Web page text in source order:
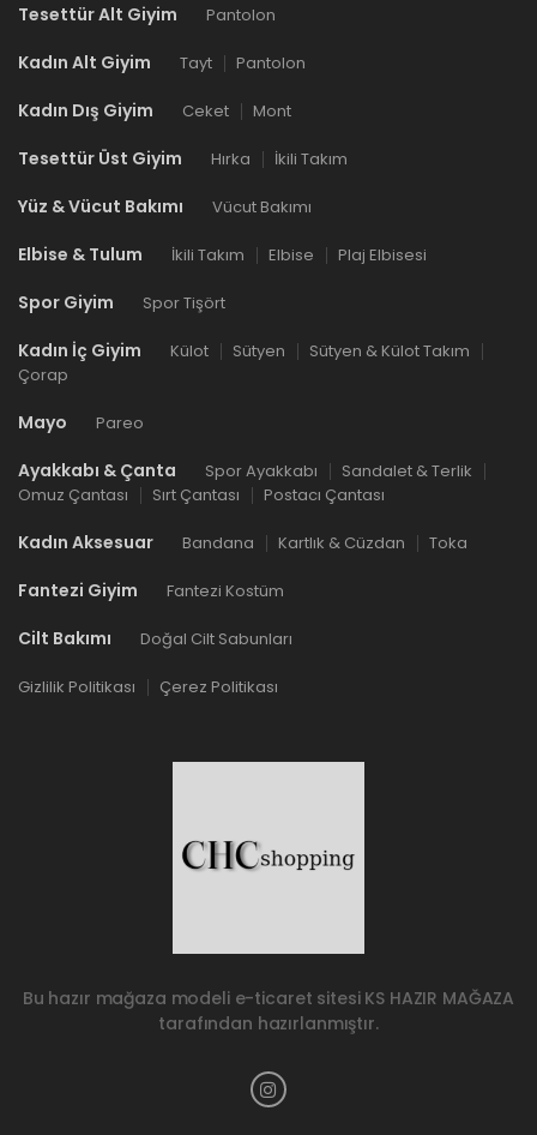
Tesettür Alt Giyim Pantolon
Kadın Alt Giyim Tayt Pantolon
Kadın Dış Giyim Ceket Mont
Tesettür Üst Giyim Hırka İkili Takım
Yüz & Vücut Bakımı Vücut Bakımı
Elbise & Tulum İkili Takım Elbise Plaj Elbisesi
Spor Giyim Spor Tişört
Kadın İç Giyim Külot Sütyen
Sütyen & Külot Takım
Çorap
Mayo Pareo
Ayakkabı & Çanta Spor Ayakkabı
Sandalet & Terlik
Omuz Çantası
Sırt Çantası Postacı Çantası
Kadın Aksesuar Bandana Kartlık & Cüzdan Toka
Fantezi Giyim Fantezi Kostüm
Cilt Bakımı Doğal Cilt Sabunları
Gizlilik Politikası Çerez Politikası
Bu hazır mağaza modeli e-ticaret sitesi KS HAZIR MAĞAZA
tarafından hazırlanmıştır.